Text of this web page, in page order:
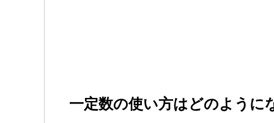
一定数の使い方はどのように